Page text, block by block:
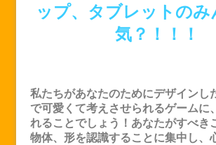
ップ、タブレットのみ
気？！！！
私たちがあなたのためにデザインし
で可愛くて考えさせられるゲームに
れることでしょう！あなたがすべき
物体、形を認識することに集中し、